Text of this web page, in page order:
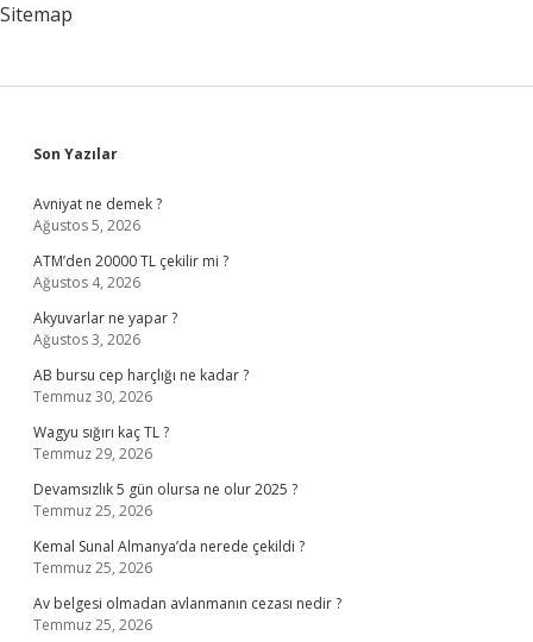
Sitemap
Sidebar
Son Yazılar
Avniyat ne demek ?
Ağustos 5, 2026
ATM’den 20000 TL çekilir mi ?
Ağustos 4, 2026
Akyuvarlar ne yapar ?
Ağustos 3, 2026
AB bursu cep harçlığı ne kadar ?
Temmuz 30, 2026
Wagyu sığırı kaç TL ?
Temmuz 29, 2026
Devamsızlık 5 gün olursa ne olur 2025 ?
Temmuz 25, 2026
Kemal Sunal Almanya’da nerede çekildi ?
Temmuz 25, 2026
Av belgesi olmadan avlanmanın cezası nedir ?
Temmuz 25, 2026